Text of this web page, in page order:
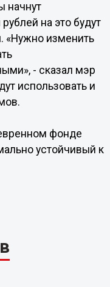
начнут
на это будут
изменить
- сказал мэр
использовать и
фонде
устойчивый к